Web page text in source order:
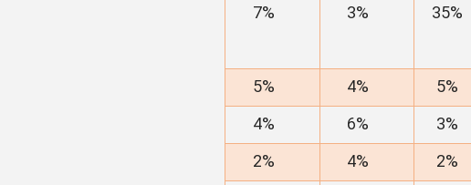
35%
3%
7%
5%
4%
5%
3%
6%
4%
2%
4%
2%